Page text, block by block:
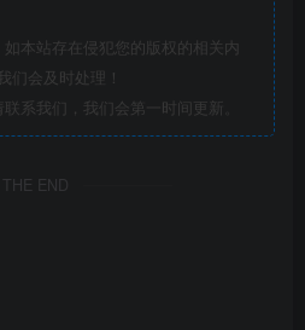
本站存在侵犯您的版权的相关内
们会及时处理！
系我们，我们会第一时间更新。
THE END